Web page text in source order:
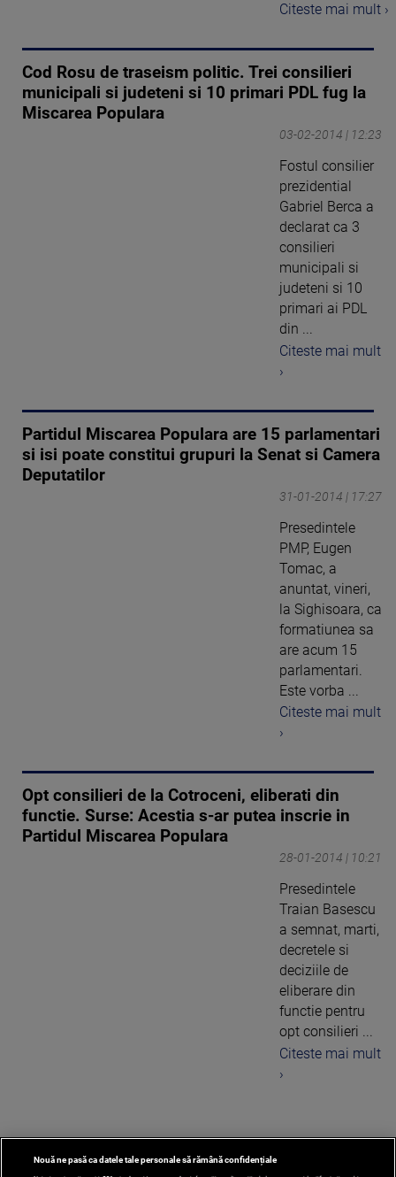
Citeste mai mult ›
Cod Rosu de traseism politic. Trei consilieri
municipali si judeteni si 10 primari PDL fug la
Miscarea Populara
03-02-2014 | 12:23
Fostul consilier
prezidential
Gabriel Berca a
declarat ca 3
consilieri
municipali si
judeteni si 10
primari ai PDL
din ...
Citeste mai mult
›
Partidul Miscarea Populara are 15 parlamentari
si isi poate constitui grupuri la Senat si Camera
Deputatilor
31-01-2014 | 17:27
Presedintele
PMP, Eugen
Tomac, a
anuntat, vineri,
la Sighisoara, ca
formatiunea sa
are acum 15
parlamentari.
Este vorba ...
Citeste mai mult
›
Opt consilieri de la Cotroceni, eliberati din
functie. Surse: Acestia s-ar putea inscrie in
Partidul Miscarea Populara
28-01-2014 | 10:21
Presedintele
Traian Basescu
a semnat, marti,
decretele si
deciziile de
eliberare din
functie pentru
opt consilieri ...
Citeste mai mult
›
Nouă ne pasă ca datele tale personale să rămână confidențiale